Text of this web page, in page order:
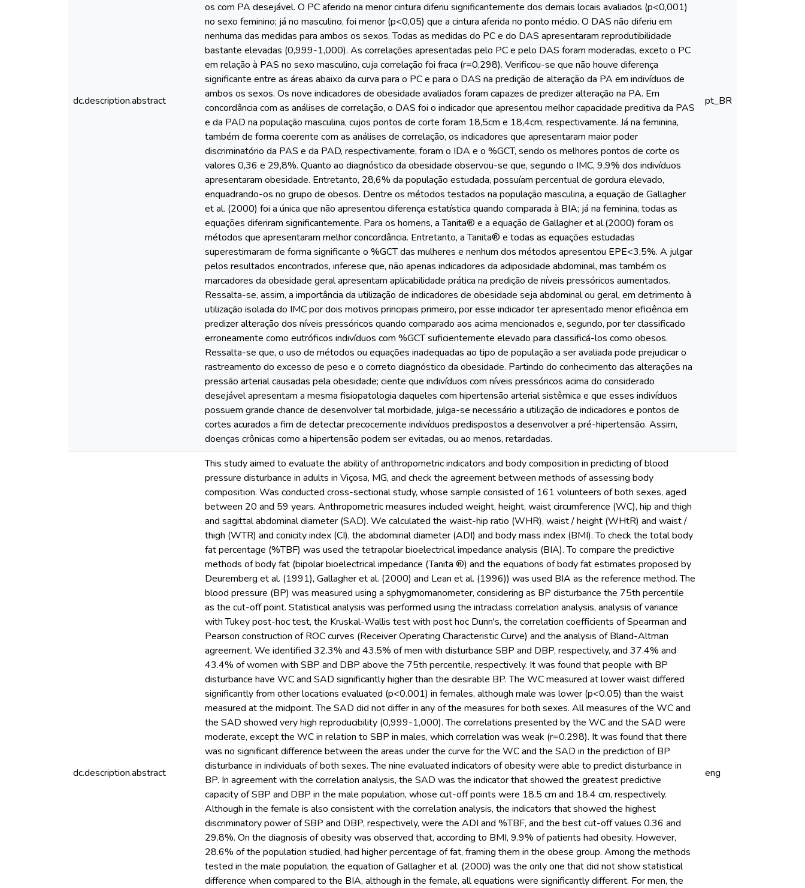
dc.description.abstract
os com PA desejável. O PC aferido na menor cintura diferiu significantemente dos demais locais avaliados (p<0,001)
no sexo feminino; já no masculino, foi menor (p<0,05) que a cintura aferida no ponto médio. O DAS não diferiu em
nenhuma das medidas para ambos os sexos. Todas as medidas do PC e do DAS apresentaram reprodutibilidade
bastante elevadas (0,999-1,000). As correlações apresentadas pelo PC e pelo DAS foram moderadas, exceto o PC
em relação à PAS no sexo masculino, cuja correlação foi fraca (r=0,298). Verificou-se que não houve diferença
significante entre as áreas abaixo da curva para o PC e para o DAS na predição de alteração da PA em indivíduos de
ambos os sexos. Os nove indicadores de obesidade avaliados foram capazes de predizer alteração na PA. Em
concordância com as análises de correlação, o DAS foi o indicador que apresentou melhor capacidade preditiva da PAS
e da PAD na população masculina, cujos pontos de corte foram 18,5cm e 18,4cm, respectivamente. Já na feminina,
também de forma coerente com as análises de correlação, os indicadores que apresentaram maior poder
discriminatório da PAS e da PAD, respectivamente, foram o IDA e o %GCT, sendo os melhores pontos de corte os
valores 0,36 e 29,8%. Quanto ao diagnóstico da obesidade observou-se que, segundo o IMC, 9,9% dos indivíduos
apresentaram obesidade. Entretanto, 28,6% da população estudada, possuíam percentual de gordura elevado,
enquadrando-os no grupo de obesos. Dentre os métodos testados na população masculina, a equação de Gallagher
et al. (2000) foi a única que não apresentou diferença estatística quando comparada à BIA; já na feminina, todas as
equações diferiram significantemente. Para os homens, a Tanita® e a equação de Gallagher et al.(2000) foram os
métodos que apresentaram melhor concordância. Entretanto, a Tanita® e todas as equações estudadas
superestimaram de forma significante o %GCT das mulheres e nenhum dos métodos apresentou EPE<3,5%. A julgar
pelos resultados encontrados, inferese que, não apenas indicadores da adiposidade abdominal, mas também os
marcadores da obesidade geral apresentam aplicabilidade prática na predição de níveis pressóricos aumentados.
Ressalta-se, assim, a importância da utilização de indicadores de obesidade seja abdominal ou geral, em detrimento à
utilização isolada do IMC por dois motivos principais primeiro, por esse indicador ter apresentado menor eficiência em
predizer alteração dos níveis pressóricos quando comparado aos acima mencionados e, segundo, por ter classificado
erroneamente como eutróficos indivíduos com %GCT suficientemente elevado para classificá-los como obesos.
Ressalta-se que, o uso de métodos ou equações inadequadas ao tipo de população a ser avaliada pode prejudicar o
rastreamento do excesso de peso e o correto diagnóstico da obesidade. Partindo do conhecimento das alterações na
pressão arterial causadas pela obesidade; ciente que indivíduos com níveis pressóricos acima do considerado
desejável apresentam a mesma fisiopatologia daqueles com hipertensão arterial sistêmica e que esses indivíduos
possuem grande chance de desenvolver tal morbidade, julga-se necessário a utilização de indicadores e pontos de
cortes acurados a fim de detectar precocemente indivíduos predispostos a desenvolver a pré-hipertensão. Assim,
doenças crônicas como a hipertensão podem ser evitadas, ou ao menos, retardadas.
pt_BR
dc.description.abstract
This study aimed to evaluate the ability of anthropometric indicators and body composition in predicting of blood
pressure disturbance in adults in Viçosa, MG, and check the agreement between methods of assessing body
composition. Was conducted cross-sectional study, whose sample consisted of 161 volunteers of both sexes, aged
between 20 and 59 years. Anthropometric measures included weight, height, waist circumference (WC), hip and thigh
and sagittal abdominal diameter (SAD). We calculated the waist-hip ratio (WHR), waist / height (WHtR) and waist /
thigh (WTR) and conicity index (CI), the abdominal diameter (ADI) and body mass index (BMI). To check the total body
fat percentage (%TBF) was used the tetrapolar bioelectrical impedance analysis (BIA). To compare the predictive
methods of body fat (bipolar bioelectrical impedance (Tanita ®) and the equations of body fat estimates proposed by
Deuremberg et al. (1991), Gallagher et al. (2000) and Lean et al. (1996)) was used BIA as the reference method. The
blood pressure (BP) was measured using a sphygmomanometer, considering as BP disturbance the 75th percentile
as the cut-off point. Statistical analysis was performed using the intraclass correlation analysis, analysis of variance
with Tukey post-hoc test, the Kruskal-Wallis test with post hoc Dunn's, the correlation coefficients of Spearman and
Pearson construction of ROC curves (Receiver Operating Characteristic Curve) and the analysis of Bland-Altman
agreement. We identified 32.3% and 43.5% of men with disturbance SBP and DBP, respectively, and 37.4% and
43.4% of women with SBP and DBP above the 75th percentile, respectively. It was found that people with BP
disturbance have WC and SAD significantly higher than the desirable BP. The WC measured at lower waist differed
significantly from other locations evaluated (p<0.001) in females, although male was lower (p<0.05) than the waist
measured at the midpoint. The SAD did not differ in any of the measures for both sexes. All measures of the WC and
the SAD showed very high reproducibility (0,999-1,000). The correlations presented by the WC and the SAD were
moderate, except the WC in relation to SBP in males, which correlation was weak (r=0.298). It was found that there
was no significant difference between the areas under the curve for the WC and the SAD in the prediction of BP
disturbance in individuals of both sexes. The nine evaluated indicators of obesity were able to predict disturbance in
BP. In agreement with the correlation analysis, the SAD was the indicator that showed the greatest predictive
capacity of SBP and DBP in the male population, whose cut-off points were 18.5 cm and 18.4 cm, respectively.
Although in the female is also consistent with the correlation analysis, the indicators that showed the highest
discriminatory power of SBP and DBP, respectively, were the ADI and %TBF, and the best cut-off values 0.36 and
29.8%. On the diagnosis of obesity was observed that, according to BMI, 9.9% of patients had obesity. However,
28.6% of the population studied, had higher percentage of fat, framing them in the obese group. Among the methods
tested in the male population, the equation of Gallagher et al. (2000) was the only one that did not show statistical
difference when compared to the BIA, although in the female, all equations were significantly different. For men, the
eng